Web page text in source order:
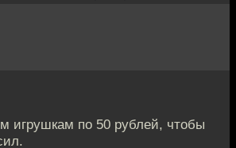
игрушкам по 50 рублей, чтобы